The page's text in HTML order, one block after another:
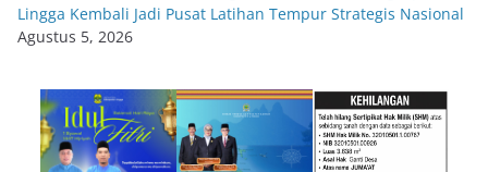
Lingga Kembali Jadi Pusat Latihan Tempur Strategis Nasional
Agustus 5, 2026